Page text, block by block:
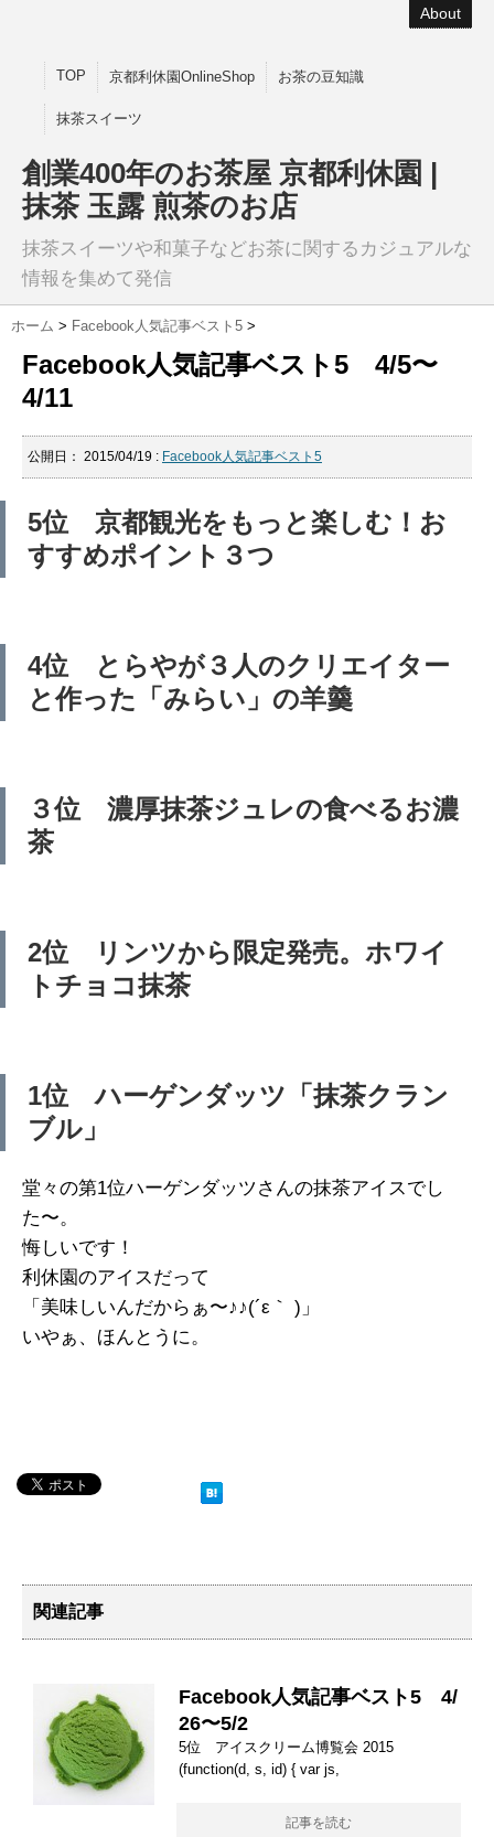
About
TOP 京都利休園OnlineShop お茶の豆知識
抹茶スイーツ
創業400年のお茶屋 京都利休園 |
抹茶 玉露 煎茶のお店
抹茶スイーツや和菓子などお茶に関するカジュアルな
情報を集めて発信
ホーム > Facebook人気記事ベスト5 >
Facebook人気記事ベスト5 4/5〜
4/11
公開日： 2015/04/19 : Facebook人気記事ベスト5
5位 京都観光をもっと楽しむ！お
すすめポイント３つ
4位 とらやが３人のクリエイター
と作った「みらい」の羊羹
３位 濃厚抹茶ジュレの食べるお濃
茶
2位 リンツから限定発売。ホワイ
トチョコ抹茶
1位 ハーゲンダッツ「抹茶クラン
ブル」
堂々の第1位ハーゲンダッツさんの抹茶アイスでし
た〜。
悔しいです！
利休園のアイスだって
「美味しいんだからぁ〜♪♪(´ε｀ )」
いやぁ、ほんとうに。
関連記事
Facebook人気記事ベスト5 4/
26〜5/2
5位 アイスクリーム博覧会 2015
(function(d, s, id) { var js,
記事を読む